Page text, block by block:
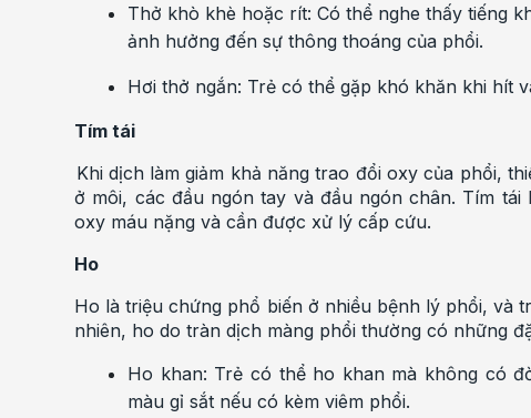
Thở khò khè hoặc rít: Có thể nghe thấy tiếng
ảnh hưởng đến sự thông thoáng của phổi.
Hơi thở ngắn: Trẻ có thể gặp khó khăn khi hít
Tím tái
Khi dịch làm giảm khả năng trao đổi oxy của phổi,
ở môi, các đầu ngón tay và đầu ngón chân. Tím
oxy máu nặng và cần được xử lý cấp cứu.
Ho
Ho là triệu chứng phổ biến ở nhiều bệnh lý phổi, và
nhiên, ho do tràn dịch màng phổi thường có những
Ho khan: Trẻ có thể ho khan mà không có
màu gỉ sắt nếu có kèm viêm phổi.